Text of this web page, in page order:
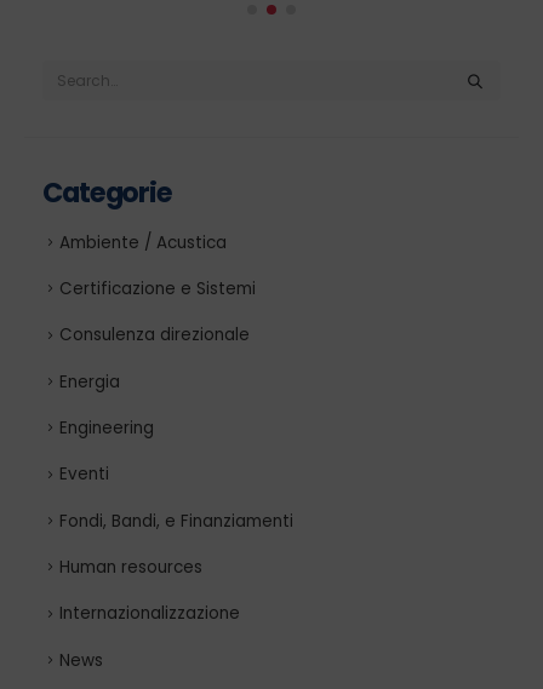
Categorie
Ambiente / Acustica
Certificazione e Sistemi
Consulenza direzionale
Energia
Engineering
Eventi
Fondi, Bandi, e Finanziamenti
Human resources
Internazionalizzazione
News